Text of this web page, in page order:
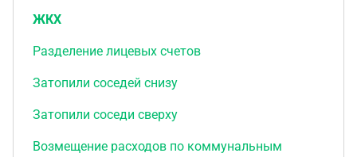
ЖКХ
Разделение лицевых счетов
Затопили соседей снизу
Затопили соседи сверху
Возмещение расходов по коммунальным